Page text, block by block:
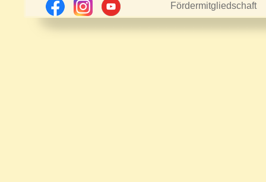
Fördermitgliedschaft